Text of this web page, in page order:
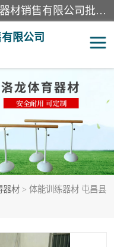
【1分钟前更新】盐山洛龙体育器材销售有限公司批量供应：300米障碍器材、400米障碍器材、部队训练器材、双杠、体操垫、舞蹈把杆等产品。盐山洛龙体育器材销售有限公司经过多年的发展，集研发，生产，销售，售后服务为一体. 奉行“质量，信誉，服务”的宗旨，以开拓创新的精神和真诚守信的态度积极进取。
限公司
器材 > 体能训练器材 屯昌县
蹈把杆
操垫
爬架
米障碍器材1